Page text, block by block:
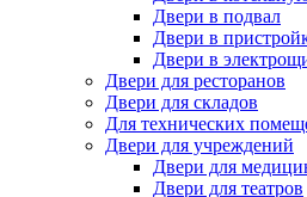
Двери в подвал
Двери в
Двери в
Двери для ресторанов
Двери для складов
Для технических
Двери для учреждений
Двери для
Двери для театров